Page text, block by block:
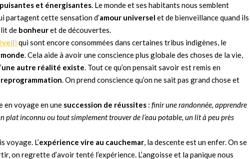
et énergisantes. Le monde et ses habitants nous semblent
partagent cette sensation d’amour universel et de bienveillance quand ils
de bonheuret de découvertes.
) qui sont encore consommées dans certaines tribus indigènes, le
. Cela aide à avoir une conscience plus globale des choses de la vie,
une autre réalité existe. Tout ce qu’on pensait savoir est remis en
. On prend conscience qu’on ne sait pas grand chose et
voyage en une succession de réussites : finir une randonnée, apprendre
plat inconnu ou tout simplement trouver de l’eau potable, un lit à peu près
voyage. L’expérience vire au cauchemar, la descente est un enfer. On se
on regrette d’avoir tenté l’expérience. L’angoisse et la panique nous